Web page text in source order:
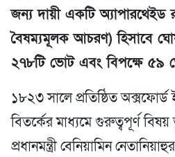
জন্য দায়ী একটি অ্যাপারথেইড
বৈষম্যমূলক আচরণ) হিসাবে
২৭৮টি ভোট এবং বিপক্ষে ৫৯
১৮২৩ সালে প্রতিষ্ঠিত
বিতর্কের মাধ্যমে গুরুত্বপূর্ণ
প্রধানমন্ত্রী বেনিয়ামিন